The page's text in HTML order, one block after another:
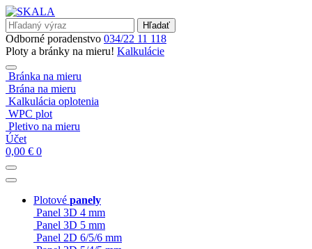
Hľadať
Odborné poradenstvo 034/22 11 118
Ploty a bránky na mieru! Kalkulácie
Bránka na mieru
Brána na mieru
Kalkulácia oplotenia
WPC plot
Pletivo na mieru
Účet
0,00 € 0
Plotové panely
Panel 3D 4 mm
Panel 3D 5 mm
Panel 2D 6/5/6 mm